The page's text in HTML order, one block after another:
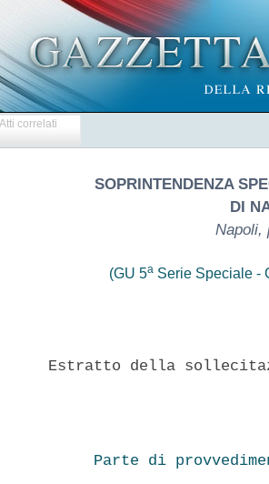
Atti correlati
SOPRINTENDENZA
DI
Napoli,
(GU 5a Serie Speciale -
Estratto della
Parte di